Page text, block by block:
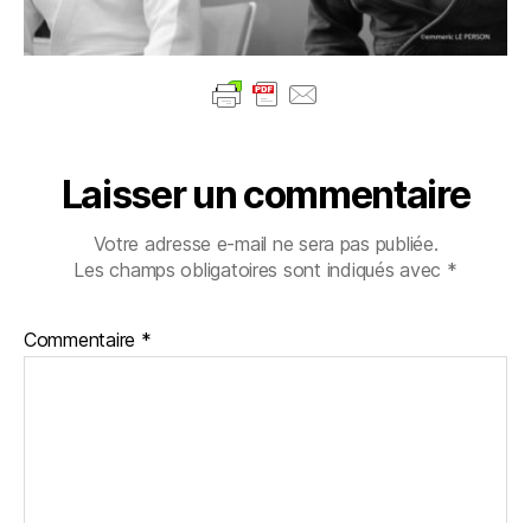
Laisser un commentaire
Votre adresse e-mail ne sera pas publiée.
Les champs obligatoires sont indiqués avec *
Commentaire *